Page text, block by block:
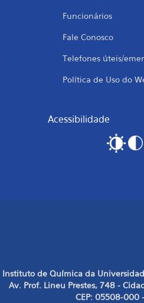
Funcionários
Fale Conosco
Telefones úteis/
Política de Uso do
Acessibilidade
Instituto de Química da
Av. Prof. Lineu Prestes, 748 -
CEP: 05508-000